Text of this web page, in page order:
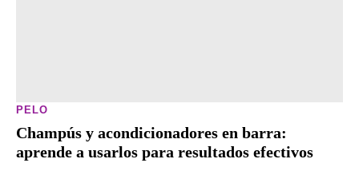
PELO
Champús y acondicionadores en barra:
aprende a usarlos para resultados efectivos